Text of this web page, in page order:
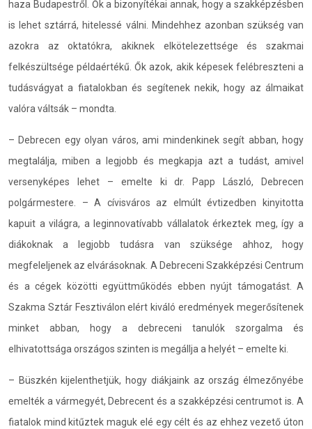
haza Budapestről. Ők a bizonyítékai annak, hogy a szakképzésben
is lehet sztárrá, hitelessé válni. Mindehhez azonban szükség van
azokra az oktatókra, akiknek elkötelezettsége és szakmai
felkészültsége példaértékű. Ők azok, akik képesek felébreszteni a
tudásvágyat a fiatalokban és segítenek nekik, hogy az álmaikat
valóra váltsák – mondta.
– Debrecen egy olyan város, ami mindenkinek segít abban, hogy
megtalálja, miben a legjobb és megkapja azt a tudást, amivel
versenyképes lehet – emelte ki dr. Papp László, Debrecen
polgármestere. – A cívisváros az elmúlt évtizedben kinyitotta
kapuit a világra, a leginnovatívabb vállalatok érkeztek meg, így a
diákoknak a legjobb tudásra van szüksége ahhoz, hogy
megfeleljenek az elvárásoknak. A Debreceni Szakképzési Centrum
és a cégek közötti együttműködés ebben nyújt támogatást. A
Szakma Sztár Fesztiválon elért kiváló eredmények megerősítenek
minket abban, hogy a debreceni tanulók szorgalma és
elhivatottsága országos szinten is megállja a helyét – emelte ki.
– Büszkén kijelenthetjük, hogy diákjaink az ország élmezőnyébe
emelték a vármegyét, Debrecent és a szakképzési centrumot is. A
fiatalok mind kitűztek maguk elé egy célt és az ehhez vezető úton